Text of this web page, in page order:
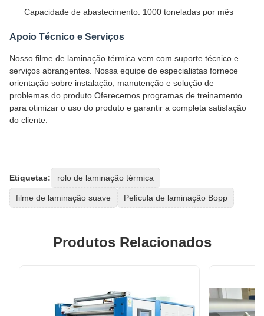
Capacidade de abastecimento: 1000 toneladas por mês
Apoio Técnico e Serviços
Nosso filme de laminação térmica vem com suporte técnico e
serviços abrangentes. Nossa equipe de especialistas fornece
orientação sobre instalação, manutenção e solução de
problemas do produto.Oferecemos programas de treinamento
para otimizar o uso do produto e garantir a completa satisfação
do cliente.
Etiquetas: rolo de laminação térmica
filme de laminação suave Película de laminação Bopp
Produtos Relacionados